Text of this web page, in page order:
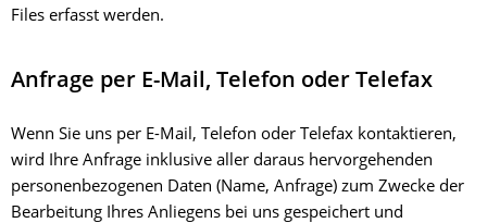
Files erfasst werden.
Anfrage per E-Mail, Telefon oder Telefax
Wenn Sie uns per E-Mail, Telefon oder Telefax kontaktieren,
wird Ihre Anfrage inklusive aller daraus hervorgehenden
personenbezogenen Daten (Name, Anfrage) zum Zwecke der
Bearbeitung Ihres Anliegens bei uns gespeichert und